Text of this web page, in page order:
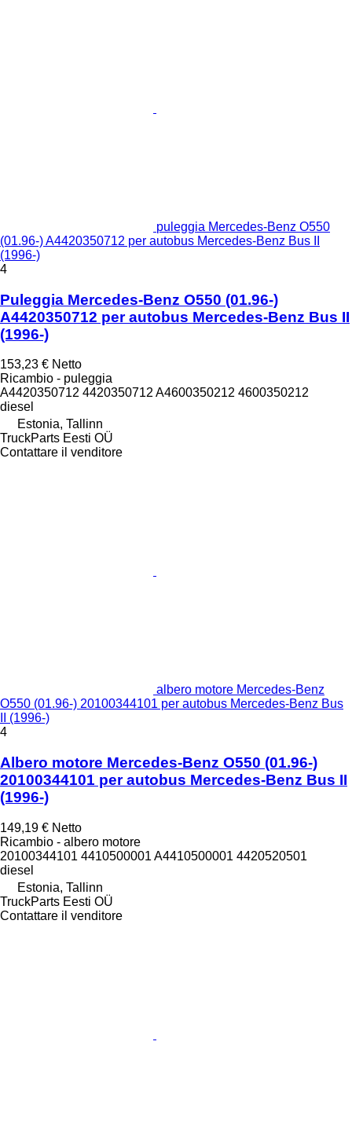
puleggia Mercedes-Benz O550
(01.96-) A4420350712 per autobus Mercedes-Benz Bus II
(1996-)
4
Puleggia Mercedes-Benz O550 (01.96-)
A4420350712 per autobus Mercedes-Benz Bus II
(1996-)
153,23 € Netto
Ricambio - puleggia
A4420350712 4420350712 A4600350212 4600350212
diesel
Estonia, Tallinn
TruckParts Eesti OÜ
Contattare il venditore
albero motore Mercedes-Benz
O550 (01.96-) 20100344101 per autobus Mercedes-Benz Bus
II (1996-)
4
Albero motore Mercedes-Benz O550 (01.96-)
20100344101 per autobus Mercedes-Benz Bus II
(1996-)
149,19 € Netto
Ricambio - albero motore
20100344101 4410500001 A4410500001 4420520501
diesel
Estonia, Tallinn
TruckParts Eesti OÜ
Contattare il venditore